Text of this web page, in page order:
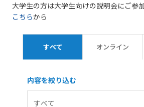
大学生の方は大学生向けの説明会にご参
こちらから
すべて オンライン
内容を絞り込む